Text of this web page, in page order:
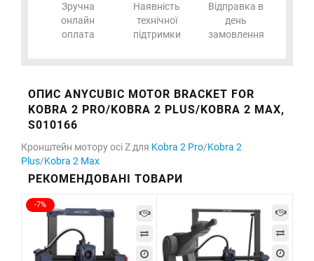
Зручна
онлайн
оплата
Наявність
технічної
підтримки
Відправка в
день
замовлення
ОПИС ANYCUBIC MOTOR BRACKET FOR
KOBRA 2 PRO/KOBRA 2 PLUS/KOBRA 2 MAX,
S010166
Кронштейн мотору осі Z для Kobra 2 Pro/Kobra 2
Plus/Kobra 2 Max
РЕКОМЕНДОВАНІ ТОВАРИ
-7%